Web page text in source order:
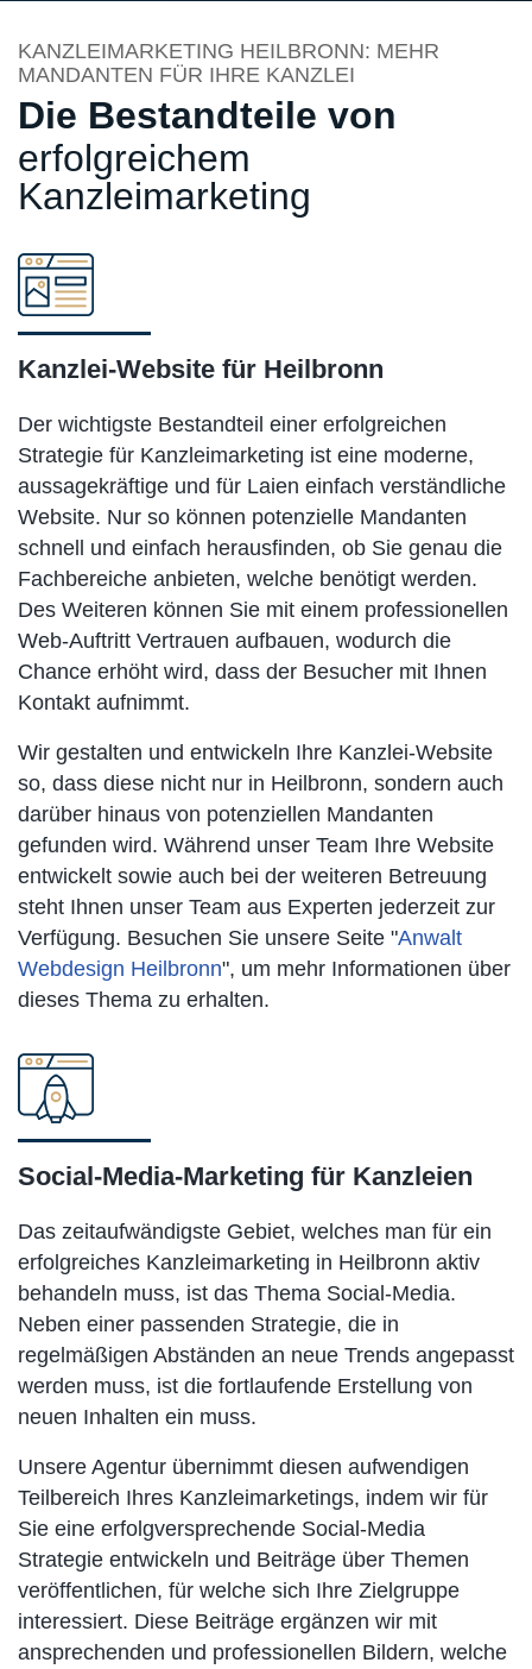
KANZLEIMARKETING HEILBRONN: MEHR
MANDANTEN FÜR IHRE KANZLEI
Die Bestandteile von
erfolgreichem
Kanzleimarketing
Kanzlei-Website für Heilbronn
Der wichtigste Bestandteil einer erfolgreichen
Strategie für Kanzleimarketing ist eine moderne,
aussagekräftige und für Laien einfach verständliche
Website. Nur so können potenzielle Mandanten
schnell und einfach herausfinden, ob Sie genau die
Fachbereiche anbieten, welche benötigt werden.
Des Weiteren können Sie mit einem professionellen
Web-Auftritt Vertrauen aufbauen, wodurch die
Chance erhöht wird, dass der Besucher mit Ihnen
Kontakt aufnimmt.
Wir gestalten und entwickeln Ihre Kanzlei-Website
so, dass diese nicht nur in Heilbronn, sondern auch
darüber hinaus von potenziellen Mandanten
gefunden wird. Während unser Team Ihre Website
entwickelt sowie auch bei der weiteren Betreuung
steht Ihnen unser Team aus Experten jederzeit zur
Verfügung. Besuchen Sie unsere Seite "Anwalt
Webdesign Heilbronn", um mehr Informationen über
dieses Thema zu erhalten.
Social-Media-Marketing für Kanzleien
Das zeitaufwändigste Gebiet, welches man für ein
erfolgreiches Kanzleimarketing in Heilbronn aktiv
behandeln muss, ist das Thema Social-Media.
Neben einer passenden Strategie, die in
regelmäßigen Abständen an neue Trends angepasst
werden muss, ist die fortlaufende Erstellung von
neuen Inhalten ein muss.
Unsere Agentur übernimmt diesen aufwendigen
Teilbereich Ihres Kanzleimarketings, indem wir für
Sie eine erfolgversprechende Social-Media
Strategie entwickeln und Beiträge über Themen
veröffentlichen, für welche sich Ihre Zielgruppe
interessiert. Diese Beiträge ergänzen wir mit
ansprechenden und professionellen Bildern, welche